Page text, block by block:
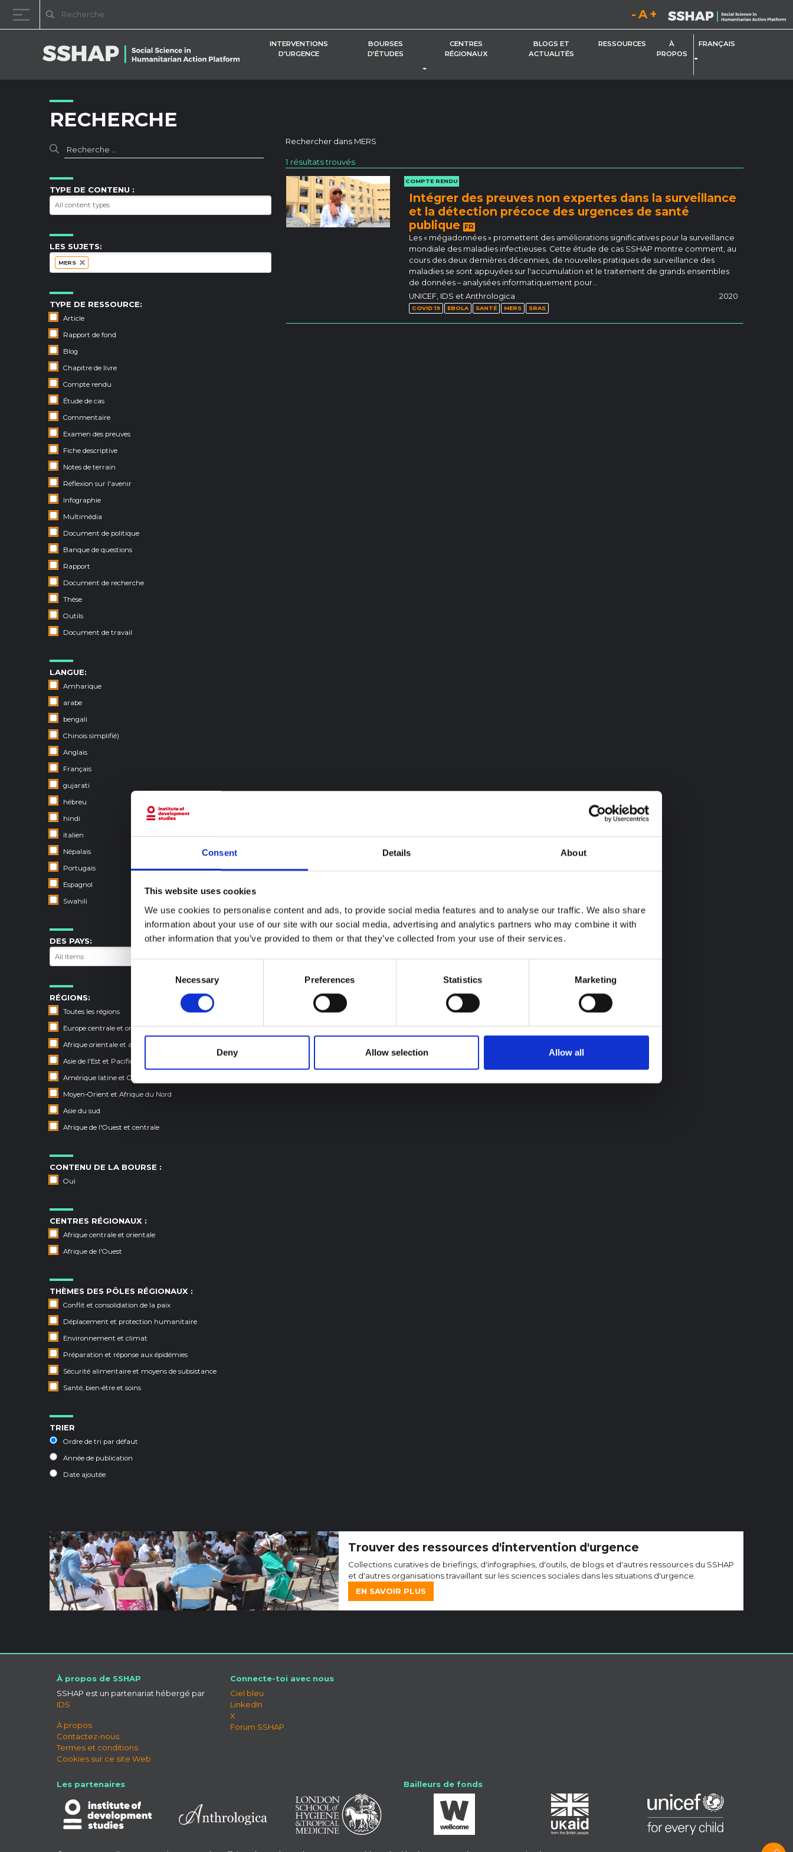
Consent Details About
This website uses cookies
We use cookies to personalise content and ads, to provide social media features and to analyse our traffic. We also share
information about your use of our site with our social media, advertising and analytics partners who may combine it with
other information that you’ve provided to them or that they’ve collected from your use of their services.
Consent
Necessary Preferences Statistics Marketing
Deny Allow selection Allow all
Diminuez la taille de la police.
Réinitialisez la taille de la police.
Augmentez la taille de
INTERVENTIONS
D'URGENCE
BOURSES
D’ÉTUDES
CENTRES
RÉGIONAUX
BASCULER LE MENU DÉROULANT
BLOGS ET
ACTUALITÉS
RESSOURCES
À
PROPOS
FRANÇAIS
BASCULER LE MENU
RECHERCHE
TYPE DE CONTENU :
LES SUJETS:
MERS
TYPE DE RESSOURCE:
Article
Rapport de fond
Blog
Chapitre de livre
Compte rendu
Étude de cas
Commentaire
Examen des preuves
Fiche descriptive
Notes de terrain
Réflexion sur l'avenir
Infographie
Multimédia
Document de politique
Banque de questions
Rapport
Document de recherche
Thèse
Outils
Document de travail
LANGUE:
Amharique
arabe
bengali
Chinois simplifié)
Anglais
Français
gujarati
hébreu
hindi
italien
Népalais
Portugais
Espagnol
Swahili
DES PAYS:
RÉGIONS:
Toutes les régions
Europe centrale et orientale
Afrique orientale et australe
Asie de l'Est et Pacifique
Amérique latine et Caraïbes
Moyen-Orient et Afrique du Nord
Asie du sud
Afrique de l'Ouest et centrale
CONTENU DE LA BOURSE :
Oui
CENTRES RÉGIONAUX :
Afrique centrale et orientale
Afrique de l'Ouest
THÈMES DES PÔLES RÉGIONAUX :
Conflit et consolidation de la paix
Déplacement et protection humanitaire
Environnement et climat
Préparation et réponse aux épidémies
Sécurité alimentaire et moyens de subsistance
Santé, bien-être et soins
TRIER
Ordre de tri par défaut
Année de publication
Date ajoutée
Rechercher dans MERS
1 résultats trouvés
COMPTE RENDU
Intégrer des preuves non expertes dans la surveillance
et la détection précoce des urgences de santé
publique
FR
Les « mégadonnées » promettent des améliorations significatives pour la surveillance
mondiale des maladies infectieuses. Cette étude de cas SSHAP montre comment, au
cours des deux dernières décennies, de nouvelles pratiques de surveillance des
maladies se sont appuyées sur l'accumulation et le traitement de grands ensembles
de données – analysées informatiquement pour…
UNICEF, IDS et Anthrologica
2020
COVID 19 EBOLA SANTÉ MERS SRAS
Trouver des ressources d'intervention d'urgence
Collections curatives de briefings, d'infographies, d'outils, de blogs et d'autres ressources du SSHAP
et d'autres organisations travaillant sur les sciences sociales dans les situations d'urgence.
EN SAVOIR PLUS
À propos de SSHAP
SSHAP est un partenariat hébergé par
IDS
À propos
Contactez-nous
Termes et conditions
Cookies sur ce site Web
Connecte-toi avec nous
Ciel bleu
LinkedIn
X
Forum SSHAP
Les partenaires Bailleurs de fonds